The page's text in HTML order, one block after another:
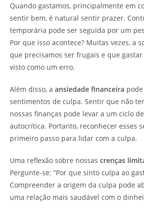
Quando gastamos, principalmente em
sentir bem, é natural sentir prazer.
temporária pode ser seguida por um
Por que isso acontece? Muitas vezes, a
que precisamos ser frugais e que
visto como um erro.
Além disso, a ansiedade financeira
sentimentos de culpa. Sentir que não
nossas finanças pode levar a um ciclo
autocrítica. Portanto, reconhecer esses
primeiro passo para lidar com a culpa.
Uma reflexão sobre nossas crenças
Pergunte-se: “Por que sinto culpa ao
Compreender a origem da culpa pode
uma relação mais saudável com o